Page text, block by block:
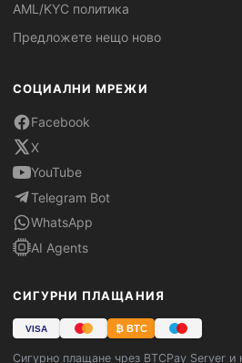
AML/KYC политика
Предложете нещо ново
СОЦИАЛНИ МРЕЖИ
Facebook
X
YouTube
Telegram Bot
WhatsApp
AI Agents
СИГУРНИ ПЛАЩАНИЯ
VISA ₿ BTC
Сигурно плащане чрез BTCPay Server и